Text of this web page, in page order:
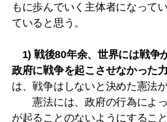
もに歩んでいく主体者になって
ていると思う。
1) 戦後80年余、世界には戦争
政府に戦争を起こさせなかった
は、戦争はしないと決めた憲法
憲法には、政府の行為によっ
が起ることのないようにするこ